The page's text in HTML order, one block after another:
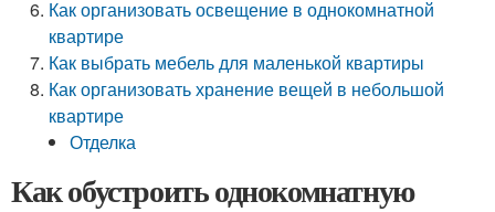
Как организовать освещение в однокомнатной
квартире
Как выбрать мебель для маленькой квартиры
Как организовать хранение вещей в небольшой
квартире
Отделка
Как обустроить однокомнатную